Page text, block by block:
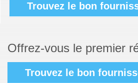
Trouvez le bon
Offrez-vous le premier
Trouvez le bon